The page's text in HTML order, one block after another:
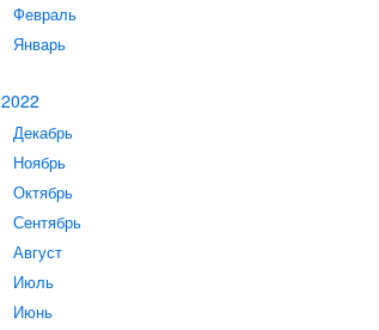
Февраль
Январь
2022
Декабрь
Ноябрь
Октябрь
Сентябрь
Август
Июль
Июнь